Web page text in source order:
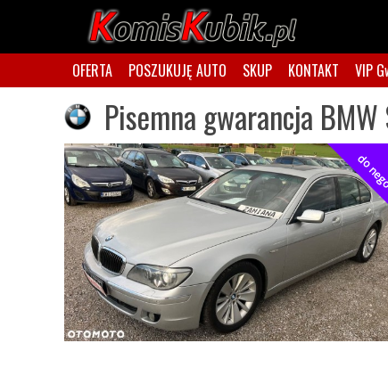
OFERTA POSZUKUJĘ AUTO SKUP KONTAKT VIP
Pisemna gwarancja
do